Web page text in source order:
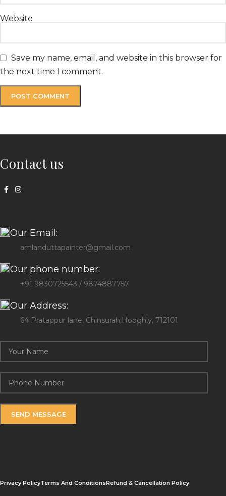
Website
Save my name, email, and website in this browser for
the next time I comment.
Contact us
Our Email:
amlanduttapainter@gmail.com
Our phone number:
+91 9830725543 / 9874887757
Our Address:
64 Pratappur lane, Chinsurah,Hooghly, 712101
Privacy PolicyTerms And ConditionsRefund & Cancellation Policy